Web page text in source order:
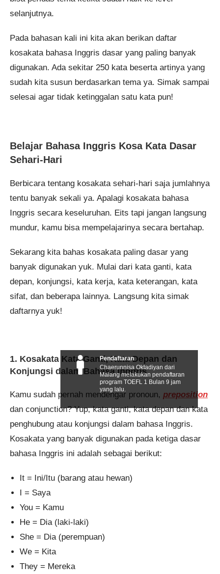
selanjutnya.
Pada bahasan kali ini kita akan berikan daftar
kosakata bahasa Inggris dasar yang paling banyak
digunakan. Ada sekitar 250 kata beserta artinya yang
sudah kita susun berdasarkan tema ya. Simak sampai
selesai agar tidak ketinggalan satu kata pun!
Belajar Bahasa Inggris Kosa Kata Dasar
Sehari-Hari
Berbicara tentang kosakata sehari-hari saja jumlahnya
tentu banyak sekali ya. Apalagi kosakata bahasa
Inggris secara keseluruhan. Eits tapi jangan langsung
mundur, kamu bisa mempelajarinya secara bertahap.
Sekarang kita bahas kosakata paling dasar yang
banyak digunakan yuk. Mulai dari kata ganti, kata
depan, konjungsi, kata kerja, kata keterangan, kata
sifat, dan beberapa lainnya. Langsung kita simak
daftarnya yuk!
1. Kosakata Kata Ganti, Kata Depan dan
Konjungsi dalam Bahasa Inggris
Kamu sudah pernah mendengar pronoun, preposition
dan conjunction? Yup, kata ganti, kata depan dan kata
penghubung atau konjungsi dalam bahasa Inggris.
Kosakata yang banyak digunakan pada ketiga dasar
bahasa Inggris ini adalah sebagai berikut:
It = Ini/Itu (barang atau hewan)
I = Saya
You = Kamu
He = Dia (laki-laki)
She = Dia (perempuan)
We = Kita
They = Mereka
Pendaftaran
Chaerunnisa Oktadiyan dari
Malang melakukan pendaftaran
program TOEFL 1 Bulan 9 jam
yang lalu.